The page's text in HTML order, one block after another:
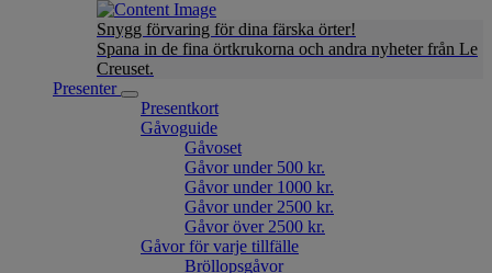
Snygg förvaring för dina färska örter!
Spana in de fina örtkrukorna och andra nyheter från Le
Creuset.
Presenter
Presentkort
Gåvoguide
Gåvoset
Gåvor under 500 kr.
Gåvor under 1000 kr.
Gåvor under 2500 kr.
Gåvor över 2500 kr.
Gåvor för varje tillfälle
Bröllopsgåvor